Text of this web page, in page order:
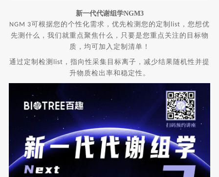
新一代代谢组学NGM3
NGM 3可根据您的个性化需求，优先检测您的定制 list ，您想优
先测什么，我们就重点聚焦什么，只要是您重点关注的目标物
质，均可加入定制清单！
通过定制检测 list ，指向性采集目标离子，减少结果随机性并提
升物质检出率和稳定性。